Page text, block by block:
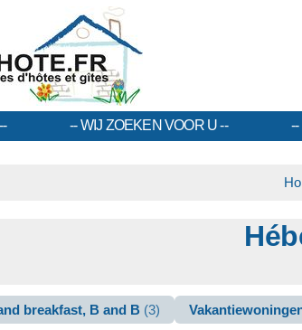
WIJ ZOEKEN VOOR U
breakfast, B and B (3)